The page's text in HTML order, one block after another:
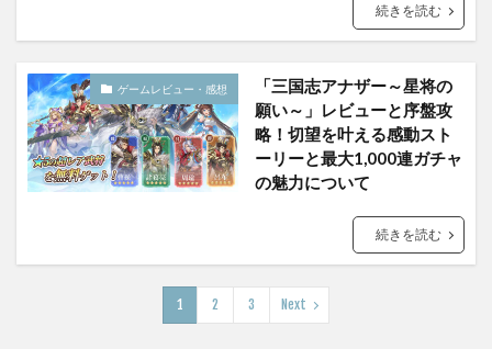
続きを読む
ゲームレビュー・感想
「三国志アナザー～星将の
願い～」レビューと序盤攻
略！切望を叶える感動スト
ーリーと最大1,000連ガチャ
の魅力について
続きを読む
1 2 3 Next